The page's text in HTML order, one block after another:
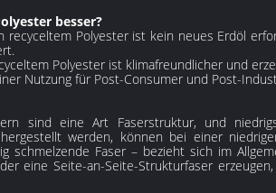
besser?
recyceltem Polyester ist kein neues Erdöl
Polyester ist klimafreundlicher und
Nutzung für Post-Consumer und Post-
sind eine Art Faserstruktur, und
werden, können bei einer
schmelzende Faser – bezieht sich im
eine Seite-an-Seite-Strukturfaser